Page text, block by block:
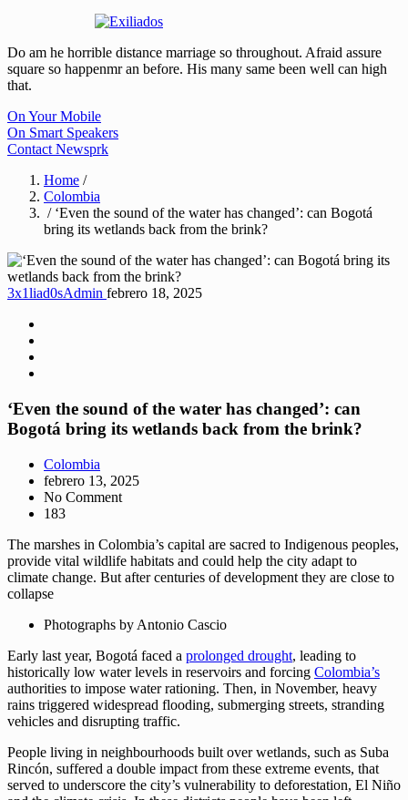
Do am he horrible distance marriage so throughout. Afraid assure
square so happenmr an before. His many same been well can high
that.
On Your Mobile
On Smart Speakers
Contact Newsprk
Home /
Colombia
/ ‘Even the sound of the water has changed’: can Bogotá
bring its wetlands back from the brink?
3x1liad0sAdmin febrero 18, 2025
‘Even the sound of the water has changed’: can
Bogotá bring its wetlands back from the brink?
Colombia
febrero 13, 2025
No Comment
183
The marshes in Colombia’s capital are sacred to Indigenous peoples,
provide vital wildlife habitats and could help the city adapt to
climate change. But after centuries of development they are close to
collapse
Photographs by Antonio Cascio
Early last year, Bogotá faced a prolonged drought, leading to
historically low water levels in reservoirs and forcing Colombia’s
authorities to impose water rationing. Then, in November, heavy
rains triggered widespread flooding, submerging streets, stranding
vehicles and disrupting traffic.
People living in neighbourhoods built over wetlands, such as Suba
Rincón, suffered a double impact from these extreme events, that
served to underscore the city’s vulnerability to deforestation, El Niño